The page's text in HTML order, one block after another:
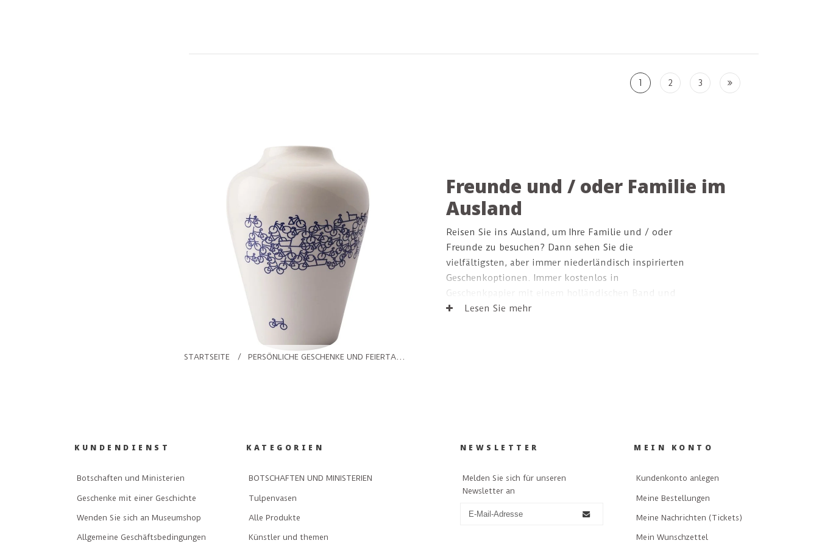
1 2 3
STARTSEITE / PERSÖNLICHE GESCHENKE UND FEIERTAGE
Freunde und / oder Familie im
Ausland
Reisen Sie ins Ausland, um Ihre Familie und / oder
Freunde zu besuchen? Dann sehen Sie die
vielfältigsten, aber immer niederländisch inspirierten
Geschenkoptionen. Immer kostenlos in
Geschenkpapier mit einem holländischen Band und
Kanalhauspapier eingewickelt.
Lesen Sie mehr
KUNDENDIENST
Botschaften und Ministerien
Geschenke mit einer Geschichte
Wenden Sie sich an Museumshop
Allgemeine Geschäftsbedingungen
KATEGORIEN
BOTSCHAFTEN UND MINISTERIEN
Tulpenvasen
Alle Produkte
Künstler und themen
NEWSLETTER
Melden Sie sich für unseren
Newsletter an
MEIN KONTO
Kundenkonto anlegen
Meine Bestellungen
Meine Nachrichten (Tickets)
Mein Wunschzettel